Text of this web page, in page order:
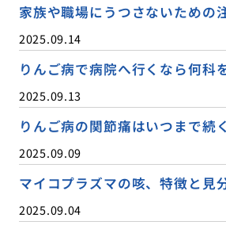
家族や職場にうつさないための
2025.09.14
りんご病で病院へ行くなら何科
2025.09.13
りんご病の関節痛はいつまで続
2025.09.09
マイコプラズマの咳、特徴と見
2025.09.04